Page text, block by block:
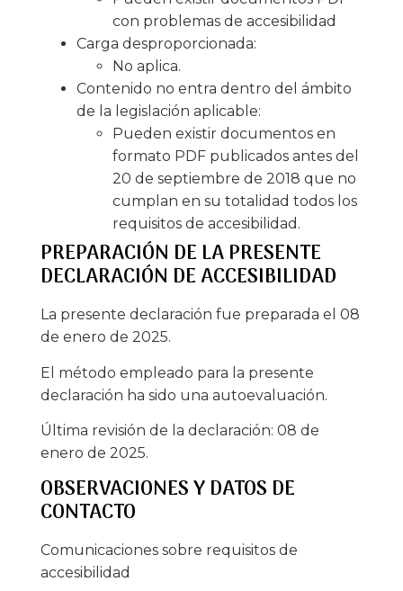
con problemas de accesibilidad
Carga desproporcionada:
No aplica.
Contenido no entra dentro del ámbito
de la legislación aplicable:
Pueden existir documentos en
formato PDF publicados antes del
20 de septiembre de 2018 que no
cumplan en su totalidad todos los
requisitos de accesibilidad.
PREPARACIÓN DE LA PRESENTE
DECLARACIÓN DE ACCESIBILIDAD
La presente declaración fue preparada el 08
de enero de 2025.
El método empleado para la presente
declaración ha sido una autoevaluación.
Última revisión de la declaración: 08 de
enero de 2025.
OBSERVACIONES Y DATOS DE
CONTACTO
Comunicaciones sobre requisitos de
accesibilidad